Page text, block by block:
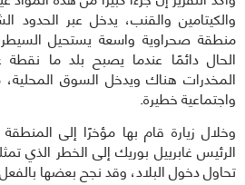
والكيتامين والقنب، يدخل عبر الحدود
منطقة صحراوية واسعة يستحيل
الحال دائمًا عندما يصبح بلد ما
المخدرات هناك ويدخل السوق
واجتماعية خطيرة.
وخلال زيارة قام بها مؤخرًا إلى المنطقة
الرئيس غابرييل بوريك إلى الخطر الذي
تحاول دخول البلاد، وقد نجح بعضها